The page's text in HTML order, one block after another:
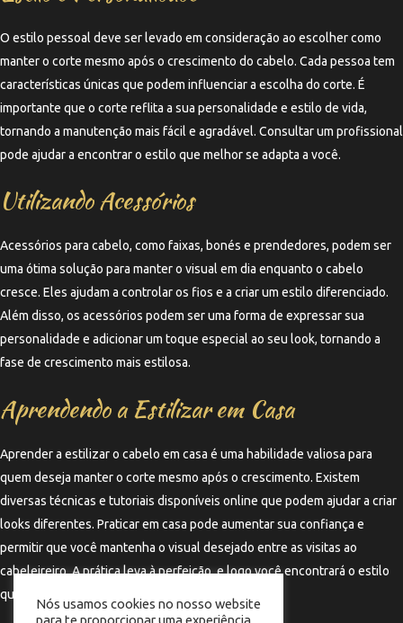
O estilo pessoal deve ser levado em consideração ao escolher como
manter o corte mesmo após o crescimento do cabelo. Cada pessoa tem
características únicas que podem influenciar a escolha do corte. É
importante que o corte reflita a sua personalidade e estilo de vida,
tornando a manutenção mais fácil e agradável. Consultar um profissional
pode ajudar a encontrar o estilo que melhor se adapta a você.
Utilizando Acessórios
Acessórios para cabelo, como faixas, bonés e prendedores, podem ser
uma ótima solução para manter o visual em dia enquanto o cabelo
cresce. Eles ajudam a controlar os fios e a criar um estilo diferenciado.
Além disso, os acessórios podem ser uma forma de expressar sua
personalidade e adicionar um toque especial ao seu look, tornando a
fase de crescimento mais estilosa.
Aprendendo a Estilizar em Casa
Aprender a estilizar o cabelo em casa é uma habilidade valiosa para
quem deseja manter o corte mesmo após o crescimento. Existem
diversas técnicas e tutoriais disponíveis online que podem ajudar a criar
looks diferentes. Praticar em casa pode aumentar sua confiança e
permitir que você mantenha o visual desejado entre as visitas ao
cabeleireiro. A prática leva à perfeição, e logo você encontrará o estilo
que mais combina com você.
Nós usamos cookies no nosso website
para te proporcionar uma experiência